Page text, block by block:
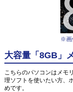
※画
大容量「8GB」
こちらのパソコンはメモ
理ソフトを使いたい方、
めです。